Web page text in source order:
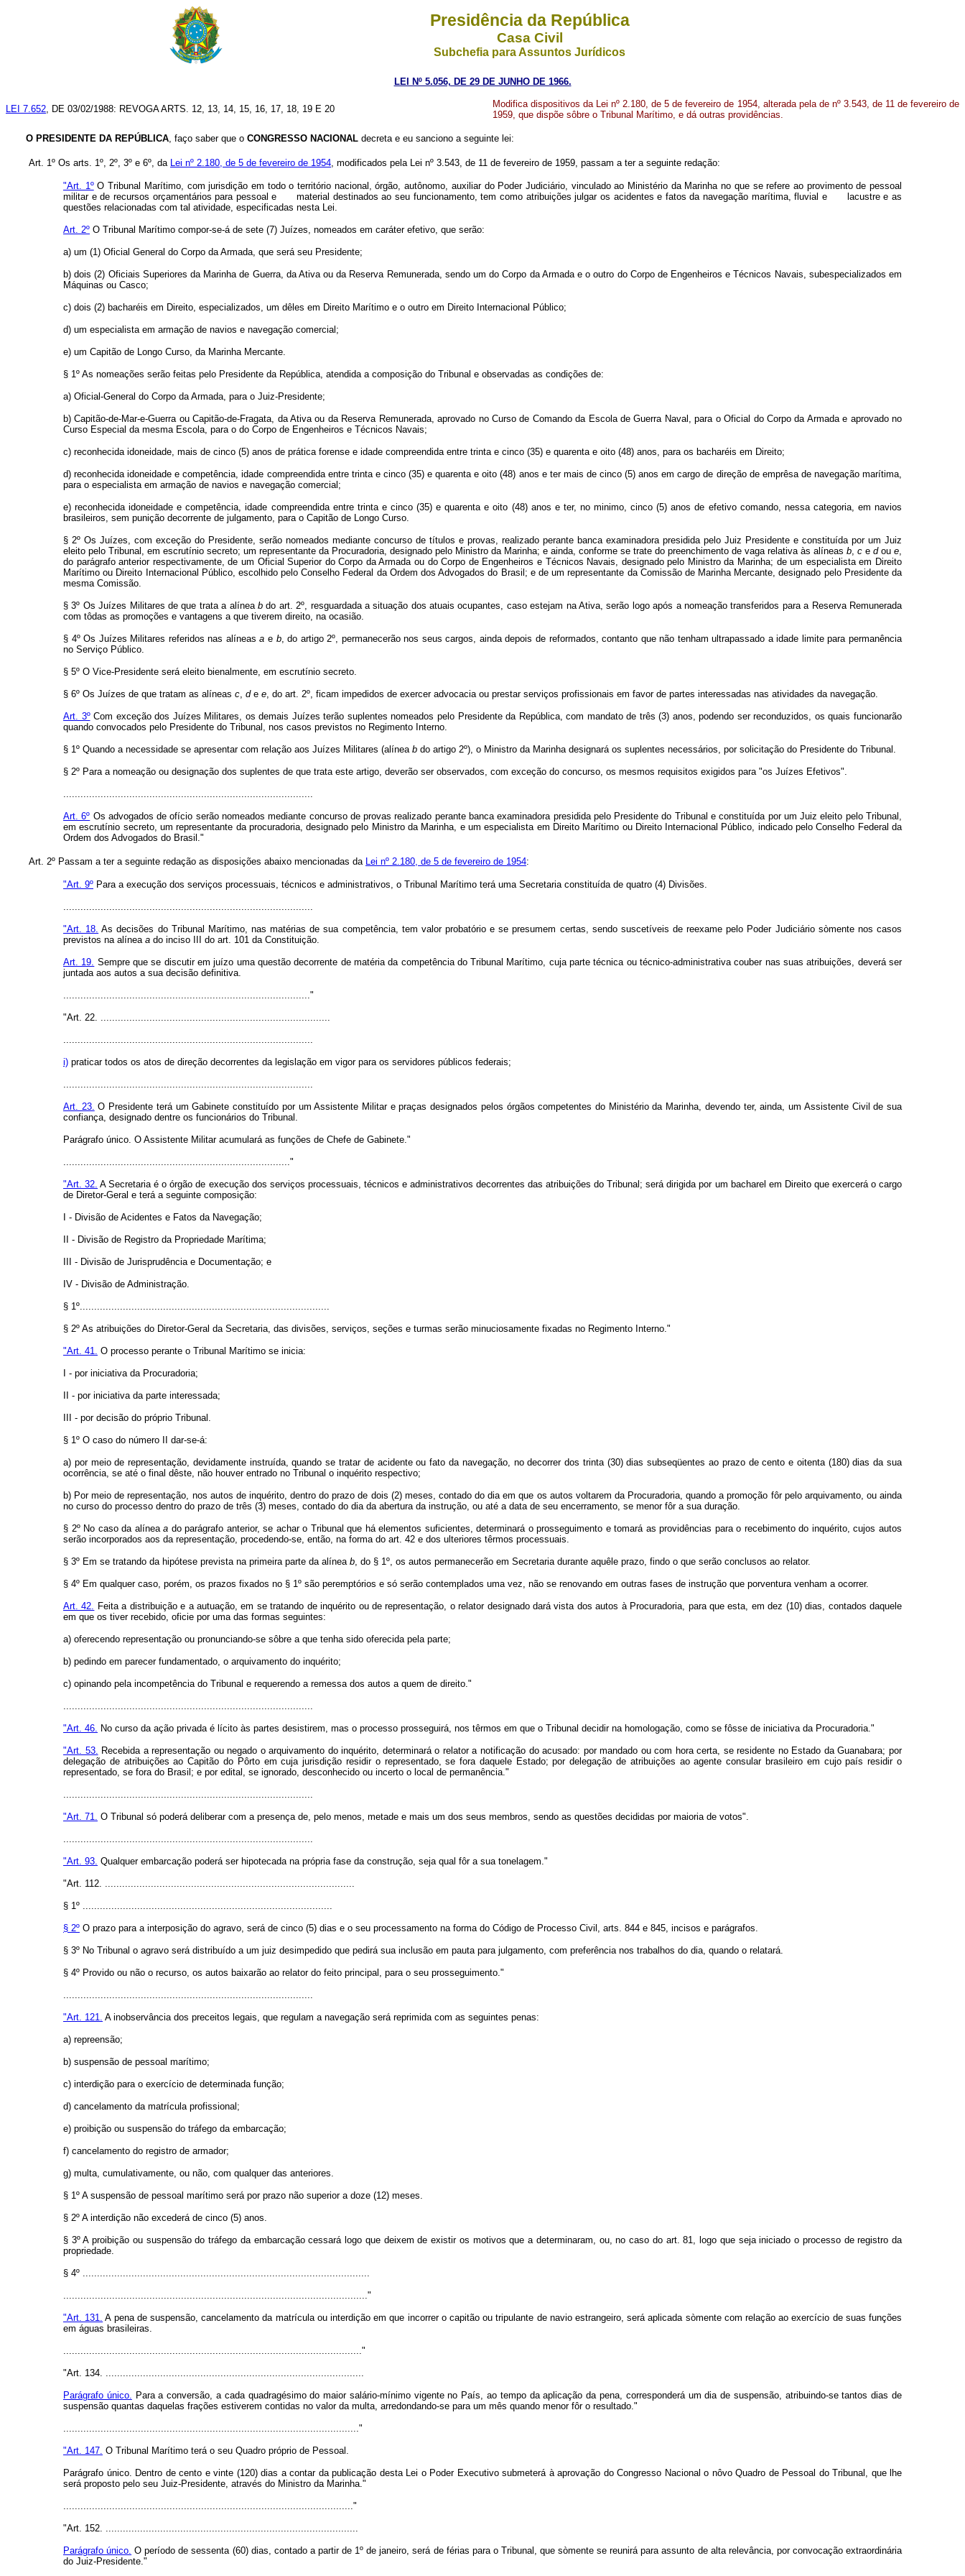
Presidência da República
Casa Civil
Subchefia para Assuntos Jurídicos
LEI Nº 5.056, DE 29 DE JUNHO DE 1966.
LEI 7.652, DE 03/02/1988: REVOGA ARTS. 12, 13, 14, 15, 16, 17, 18, 19 E 20
Modifica dispositivos da Lei nº 2.180, de 5 de fevereiro de 1954, alterada pela de nº 3.543, de 11 de fevereiro de
1959, que dispõe sôbre o Tribunal Marítimo, e dá outras providências.
O PRESIDENTE DA REPÚBLICA, faço saber que o CONGRESSO NACIONAL decreta e eu sanciono a seguinte lei:
Art. 1º Os arts. 1º, 2º, 3º e 6º, da Lei nº 2.180, de 5 de fevereiro de 1954, modificados pela Lei nº 3.543, de 11 de fevereiro de 1959, passam a ter a seguinte redação:
"Art. 1ºO Tribunal Marítimo, com jurisdição em todo o território nacional, órgão, autônomo, auxiliar do Poder Judiciário, vinculado ao Ministério da Marinha no que se refere ao provimento de pessoal
militar e de recursos orçamentários para pessoal e material destinados ao seu funcionamento, tem como atribuições julgar os acidentes e fatos da navegação marítima, fluvial e lacustre e as
questões relacionadas com tal atividade, especificadas nesta Lei.
Art. 2º O Tribunal Marítimo compor-se-á de sete (7) Juízes, nomeados em caráter efetivo, que serão:
a) um (1) Oficial General do Corpo da Armada, que será seu Presidente;
b) dois (2) Oficiais Superiores da Marinha de Guerra, da Ativa ou da Reserva Remunerada, sendo um do Corpo da Armada e o outro do Corpo de Engenheiros e Técnicos Navais, subespecializados em
Máquinas ou Casco;
c) dois (2) bacharéis em Direito, especializados, um dêles em Direito Marítimo e o outro em Direito Internacional Público;
d) um especialista em armação de navios e navegação comercial;
e) um Capitão de Longo Curso, da Marinha Mercante.
§ 1º As nomeações serão feitas pelo Presidente da República, atendida a composição do Tribunal e observadas as condições de:
a) Oficial-General do Corpo da Armada, para o Juiz-Presidente;
b) Capitão-de-Mar-e-Guerra ou Capitão-de-Fragata, da Ativa ou da Reserva Remunerada, aprovado no Curso de Comando da Escola de Guerra Naval, para o Oficial do Corpo da Armada e aprovado no
Curso Especial da mesma Escola, para o do Corpo de Engenheiros e Técnicos Navais;
c) reconhecida idoneidade, mais de cinco (5) anos de prática forense e idade compreendida entre trinta e cinco (35) e quarenta e oito (48) anos, para os bacharéis em Direito;
d) reconhecida idoneidade e competência, idade compreendida entre trinta e cinco (35) e quarenta e oito (48) anos e ter mais de cinco (5) anos em cargo de direção de emprêsa de navegação marítima,
para o especialista em armação de navios e navegação comercial;
e) reconhecida idoneidade e competência, idade compreendida entre trinta e cinco (35) e quarenta e oito (48) anos e ter, no minimo, cinco (5) anos de efetivo comando, nessa categoria, em navios
brasileiros, sem punição decorrente de julgamento, para o Capitão de Longo Curso.
§ 2º Os Juízes, com exceção do Presidente, serão nomeados mediante concurso de títulos e provas, realizado perante banca examinadora presidida pelo Juiz Presidente e constituída por um Juiz
eleito pelo Tribunal, em escrutínio secreto; um representante da Procuradoria, designado pelo Ministro da Marinha; e ainda, conforme se trate do preenchimento de vaga relativa às alíneas b, c e dou e,
do parágrafo anterior respectivamente, de um Oficial Superior do Corpo da Armada ou do Corpo de Engenheiros e Técnicos Navais, designado pelo Ministro da Marinha; de um especialista em Direito
Marítimo ou Direito Internacional Público, escolhido pelo Conselho Federal da Ordem dos Advogados do Brasil; e de um representante da Comissão de Marinha Mercante, designado pelo Presidente da
mesma Comissão.
§ 3º Os Juízes Militares de que trata a alínea bdo art. 2º, resguardada a situação dos atuais ocupantes, caso estejam na Ativa, serão logo após a nomeação transferidos para a Reserva Remunerada
com tôdas as promoções e vantagens a que tiverem direito, na ocasião.
§ 4º Os Juízes Militares referidos nas alíneasa e b, do artigo 2º, permanecerão nos seus cargos, ainda depois de reformados, contanto que não tenham ultrapassado a idade limite para permanência
no Serviço Público.
§ 5º O Vice-Presidente será eleito bienalmente, em escrutínio secreto.
§ 6º Os Juízes de que tratam as alíneas c, d e e, do art. 2º, ficam impedidos de exercer advocacia ou prestar serviços profissionais em favor de partes interessadas nas atividades da navegação.
Art. 3ºCom exceção dos Juízes Militares, os demais Juízes terão suplentes nomeados pelo Presidente da República, com mandato de três (3) anos, podendo ser reconduzidos, os quais funcionarão
quando convocados pelo Presidente do Tribunal, nos casos previstos no Regimento Interno.
§ 1º Quando a necessidade se apresentar com relação aos Juízes Militares (alínea b do artigo 2º), o Ministro da Marinha designará os suplentes necessários, por solicitação do Presidente do Tribunal.
§ 2º Para a nomeação ou designação dos suplentes de que trata este artigo, deverão ser observados, com exceção do concurso, os mesmos requisitos exigidos para "os Juízes Efetivos".
.......................................................................................
Art. 6º Os advogados de ofício serão nomeados mediante concurso de provas realizado perante banca examinadora presidida pelo Presidente do Tribunal e constituída por um Juiz eleito pelo Tribunal,
em escrutínio secreto, um representante da procuradoria, designado pelo Ministro da Marinha, e um especialista em Direito Marítimo ou Direito Internacional Público, indicado pelo Conselho Federal da
Ordem dos Advogados do Brasil."
Art. 2º Passam a ter a seguinte redação as disposições abaixo mencionadas da Lei nº 2.180, de 5 de fevereiro de 1954:
"Art. 9º Para a execução dos serviços processuais, técnicos e administrativos, o Tribunal Marítimo terá uma Secretaria constituída de quatro (4) Divisões.
.......................................................................................
"Art. 18. As decisões do Tribunal Marítimo, nas matérias de sua competência, tem valor probatório e se presumem certas, sendo suscetíveis de reexame pelo Poder Judiciário sòmente nos casos
previstos na alínea a do inciso III do art. 101 da Constituição.
Art. 19. Sempre que se discutir em juízo uma questão decorrente de matéria da competência do Tribunal Marítimo, cuja parte técnica ou técnico-administrativa couber nas suas atribuições, deverá ser
juntada aos autos a sua decisão definitiva.
......................................................................................"
"Art. 22. ................................................................................
.......................................................................................
i) praticar todos os atos de direção decorrentes da legislação em vigor para os servidores públicos federais;
.......................................................................................
Art. 23. O Presidente terá um Gabinete constituído por um Assistente Militar e praças designados pelos órgãos competentes do Ministério da Marinha, devendo ter, ainda, um Assistente Civil de sua
confiança, designado dentre os funcionários do Tribunal.
Parágrafo único. O Assistente Militar acumulará as funções de Chefe de Gabinete."
..............................................................................."
"Art. 32. A Secretaria é o órgão de execução dos serviços processuais, técnicos e administrativos decorrentes das atribuições do Tribunal; será dirigida por um bacharel em Direito que exercerá o cargo
de Diretor-Geral e terá a seguinte composição:
I - Divisão de Acidentes e Fatos da Navegação;
II - Divisão de Registro da Propriedade Marítima;
III - Divisão de Jurisprudência e Documentação; e
IV - Divisão de Administração.
§ 1º.......................................................................................
§ 2º As atribuições do Diretor-Geral da Secretaria, das divisões, serviços, seções e turmas serão minuciosamente fixadas no Regimento Interno."
"Art. 41. O processo perante o Tribunal Marítimo se inicia:
I - por iniciativa da Procuradoria;
II - por iniciativa da parte interessada;
III - por decisão do próprio Tribunal.
§ 1º O caso do número II dar-se-á:
a) por meio de representação, devidamente instruída, quando se tratar de acidente ou fato da navegação, no decorrer dos trinta (30) dias subseqüentes ao prazo de cento e oitenta (180) dias da sua
ocorrência, se até o final dêste, não houver entrado no Tribunal o inquérito respectivo;
b) Por meio de representação, nos autos de inquérito, dentro do prazo de dois (2) meses, contado do dia em que os autos voltarem da Procuradoria, quando a promoção fôr pelo arquivamento, ou ainda
no curso do processo dentro do prazo de três (3) meses, contado do dia da abertura da instrução, ou até a data de seu encerramento, se menor fôr a sua duração.
§ 2º No caso da alíneaa do parágrafo anterior, se achar o Tribunal que há elementos suficientes, determinará o prosseguimento e tomará as providências para o recebimento do inquérito, cujos autos
serão incorporados aos da representação, procedendo-se, então, na forma do art. 42 e dos ulteriores têrmos processuais.
§ 3º Em se tratando da hipótese prevista na primeira parte da alínea b, do § 1º, os autos permanecerão em Secretaria durante aquêle prazo, findo o que serão conclusos ao relator.
§ 4º Em qualquer caso, porém, os prazos fixados no § 1º são peremptórios e só serão contemplados uma vez, não se renovando em outras fases de instrução que porventura venham a ocorrer.
Art. 42. Feita a distribuição e a autuação, em se tratando de inquérito ou de representação, o relator designado dará vista dos autos à Procuradoria, para que esta, em dez (10) dias, contados daquele
em que os tiver recebido, oficie por uma das formas seguintes:
a) oferecendo representação ou pronunciando-se sôbre a que tenha sido oferecida pela parte;
b) pedindo em parecer fundamentado, o arquivamento do inquérito;
c) opinando pela incompetência do Tribunal e requerendo a remessa dos autos a quem de direito."
.......................................................................................
"Art. 46. No curso da ação privada é lícito às partes desistirem, mas o processo prosseguirá, nos têrmos em que o Tribunal decidir na homologação, como se fôsse de iniciativa da Procuradoria."
"Art. 53. Recebida a representação ou negado o arquivamento do inquérito, determinará o relator a notificação do acusado: por mandado ou com hora certa, se residente no Estado da Guanabara; por
delegação de atribuições ao Capitão do Pôrto em cuja jurisdição residir o representado, se fora daquele Estado; por delegação de atribuições ao agente consular brasileiro em cujo país residir o
representado, se fora do Brasil; e por edital, se ignorado, desconhecido ou incerto o local de permanência."
.......................................................................................
"Art. 71. O Tribunal só poderá deliberar com a presença de, pelo menos, metade e mais um dos seus membros, sendo as questões decididas por maioria de votos".
.......................................................................................
"Art. 93. Qualquer embarcação poderá ser hipotecada na própria fase da construção, seja qual fôr a sua tonelagem."
"Art. 112. .......................................................................................
§ 1º .......................................................................................
§ 2º O prazo para a interposição do agravo, será de cinco (5) dias e o seu processamento na forma do Código de Processo Civil, arts. 844 e 845, incisos e parágrafos.
§ 3º No Tribunal o agravo será distribuído a um juiz desimpedido que pedirá sua inclusão em pauta para julgamento, com preferência nos trabalhos do dia, quando o relatará.
§ 4º Provido ou não o recurso, os autos baixarão ao relator do feito principal, para o seu prosseguimento."
.......................................................................................
"Art. 121. A inobservância dos preceitos legais, que regulam a navegação será reprimida com as seguintes penas:
a) repreensão;
b) suspensão de pessoal marítimo;
c) interdição para o exercício de determinada função;
d) cancelamento da matrícula profissional;
e) proibição ou suspensão do tráfego da embarcação;
f) cancelamento do registro de armador;
g) multa, cumulativamente, ou não, com qualquer das anteriores.
§ 1º A suspensão de pessoal marítimo será por prazo não superior a doze (12) meses.
§ 2º A interdição não excederá de cinco (5) anos.
§ 3º A proibição ou suspensão do tráfego da embarcação cessará logo que deixem de existir os motivos que a determinaram, ou, no caso do art. 81, logo que seja iniciado o processo de registro da
propriedade.
§ 4º ....................................................................................................
.........................................................................................................."
"Art. 131. A pena de suspensão, cancelamento da matrícula ou interdição em que incorrer o capitão ou tripulante de navio estrangeiro, será aplicada sòmente com relação ao exercício de suas funções
em águas brasileiras.
........................................................................................................"
"Art. 134. ..........................................................................................
Parágrafo único. Para a conversão, a cada quadragésimo do maior salário-mínimo vigente no País, ao tempo da aplicação da pena, corresponderá um dia de suspensão, atribuindo-se tantos dias de
suspensão quantas daquelas frações estiverem contidas no valor da multa, arredondando-se para um mês quando menor fôr o resultado."
......................................................................................................."
"Art. 147. O Tribunal Marítimo terá o seu Quadro próprio de Pessoal.
Parágrafo único. Dentro de cento e vinte (120) dias a contar da publicação desta Lei o Poder Executivo submeterá à aprovação do Congresso Nacional o nôvo Quadro de Pessoal do Tribunal, que lhe
será proposto pelo seu Juiz-Presidente, através do Ministro da Marinha."
....................................................................................................."
"Art. 152. ........................................................................................
Parágrafo único. O período de sessenta (60) dias, contado a partir de 1º de janeiro, será de férias para o Tribunal, que sòmente se reunirá para assunto de alta relevância, por convocação extraordinária
do Juiz-Presidente."